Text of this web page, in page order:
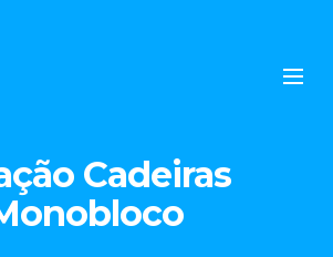
Cadeiras